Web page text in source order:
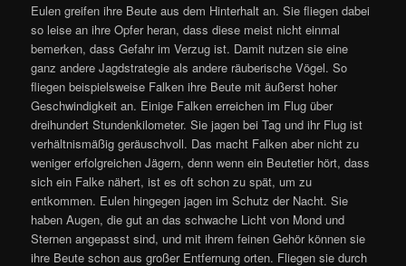
Eulen greifen ihre Beute aus dem Hinterhalt an. Sie fliegen dabei
so leise an ihre Opfer heran, dass diese meist nicht einmal
bemerken, dass Gefahr im Verzug ist. Damit nutzen sie eine
ganz andere Jagdstrategie als andere räuberische Vögel. So
fliegen beispielsweise Falken ihre Beute mit äußerst hoher
Geschwindigkeit an. Einige Falken erreichen im Flug über
dreihundert Stundenkilometer. Sie jagen bei Tag und ihr Flug ist
verhältnismäßig geräuschvoll. Das macht Falken aber nicht zu
weniger erfolgreichen Jägern, denn wenn ein Beutetier hört, dass
sich ein Falke nähert, ist es oft schon zu spät, um zu
entkommen. Eulen hingegen jagen im Schutz der Nacht. Sie
haben Augen, die gut an das schwache Licht von Mond und
Sternen angepasst sind, und mit ihrem feinen Gehör können sie
ihre Beute schon aus großer Entfernung orten. Fliegen sie durch